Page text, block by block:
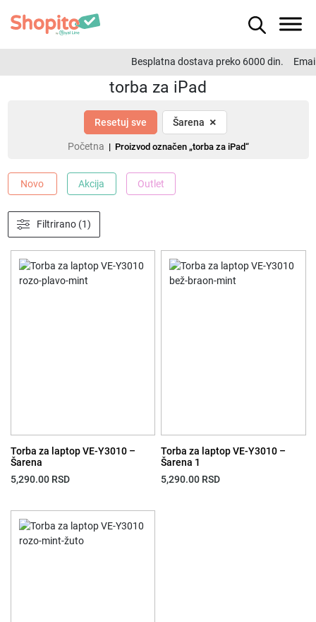
Besplatna dostava preko 6000 din.
torba za iPad
Resetuj sve Šarena ×
Početna | Proizvod označen „torba za iPad“
Novo Akcija Outlet
Filtrirano (1)
Torba za laptop VE-Y3010 –
Šarena
5,290.00 RSD
Torba za laptop VE-Y3010 –
Šarena 1
5,290.00 RSD